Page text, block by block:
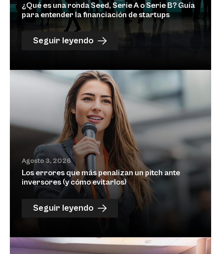
¿Qué es una ronda Seed, Serie A o Serie B? Guía
para entender la financiación de startups
Seguir leyendo
Agosto 3, 2026
Los errores que más penalizan un pitch ante
inversores (y cómo evitarlos)
Seguir leyendo